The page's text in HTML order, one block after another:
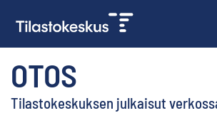
OTOS
Tilastokeskuksen julkaisut